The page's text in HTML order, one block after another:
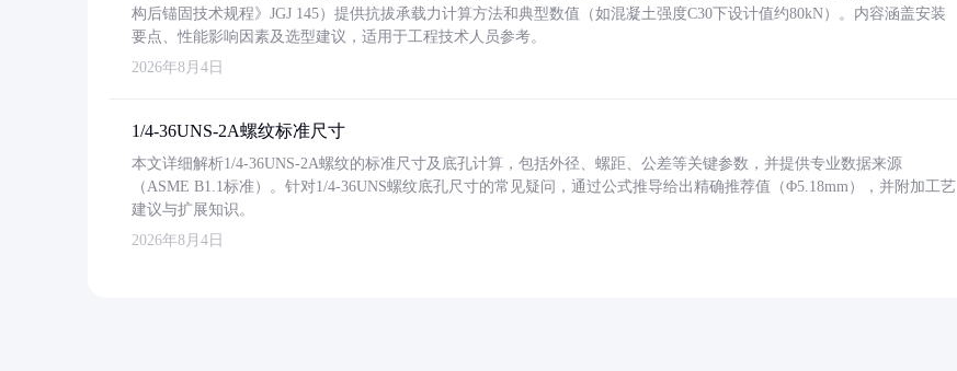
构后锚固技术规程》JGJ 145）提供抗拔承载力计算方法和典型数值（如混凝土强度C30下设计值约80kN）。内容涵盖安装
要点、性能影响因素及选型建议，适用于工程技术人员参考。
2026年8月4日
1/4-36UNS-2A螺纹标准尺寸
本文详细解析1/4-36UNS-2A螺纹的标准尺寸及底孔计算，包括外径、螺距、公差等关键参数，并提供专业数据来源
（ASME B1.1标准）。针对1/4-36UNS螺纹底孔尺寸的常见疑问，通过公式推导给出精确推荐值（Φ5.18mm），并附加工艺
建议与扩展知识。
2026年8月4日